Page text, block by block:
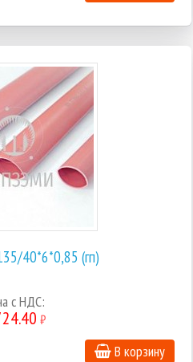
40*6*0,85 (гп)
с НДС:
₽
В корзину